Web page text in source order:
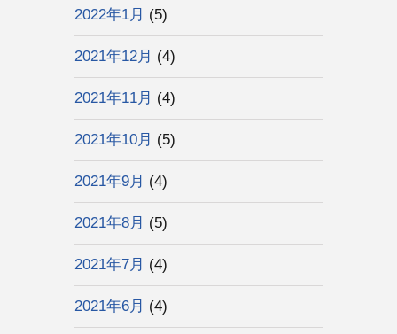
2022年1月 (5)
2021年12月 (4)
2021年11月 (4)
2021年10月 (5)
2021年9月 (4)
2021年8月 (5)
2021年7月 (4)
2021年6月 (4)